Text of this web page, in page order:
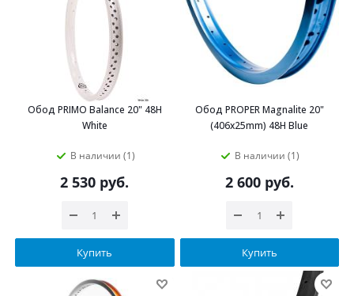
Обод PRIMO Balance 20" 48H
White
В наличии (1)
2 530 руб.
Купить
Обод PROPER Magnalite 20"
(406х25mm) 48H Blue
В наличии (1)
2 600руб.
Купить